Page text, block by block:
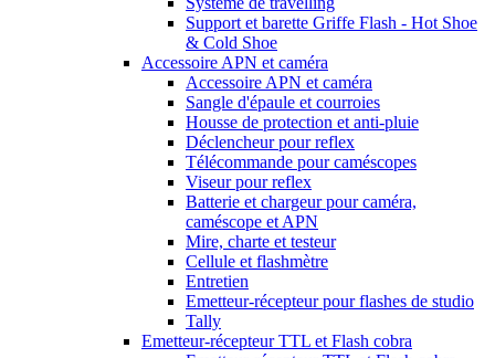
Support et barette Griffe Flash - Hot Shoe
& Cold Shoe
Accessoire APN et caméra
Accessoire APN et caméra
Sangle d'épaule et courroies
Housse de protection et anti-pluie
Déclencheur pour reflex
Télécommande pour caméscopes
Viseur pour reflex
Batterie et chargeur pour caméra,
caméscope et APN
Mire, charte et testeur
Cellule et flashmètre
Entretien
Emetteur-récepteur pour flashes de studio
Tally
Emetteur-récepteur TTL et Flash cobra